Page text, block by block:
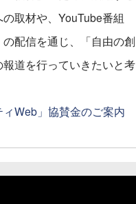
取材や、YouTube番組
の配信を通じ、「自由の創
道を行っていきたいと考
ィWeb」協賛金のご案内